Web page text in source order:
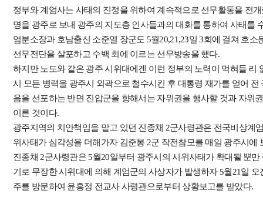
정부와 계엄사는 사태의 진정을 위하여 계속적으로 선무활동을 전
명을 광주로 보내 광주의 지도층 인사들과의 대화를 통하여 사태를
엄분소장과 호남출신 소준열 장군도 5월20,21,23일 3회에 걸쳐 호소
선무전단을 살포하고 수백 회에 이르는 선무방송을 했다.
하지만 노도와 같은 광주 시위대에겐 이런 정부의 노력이 먹혀들 리
시 모든 병력을 광주시 외곽으로 철수시킨 후 대통령 재가를 얻어
음을 선포하는 반면 진압군을 향해서는 자위권을 행사할 것과 자위
이른 것이다.
광주지역의 치안책임을 맡고 있던 진종채 2군사령관은 전국비상계
위사태가 심각성을 더해가자 김준봉 2군 작전참모를 매일 광주시에
진종채 2군사령관은 5월20일부터 광주시의 시위사태가 확대될 뿐
기로 무장한 시위대에 의해 계엄군의 사상자가 발생하자 5월21일
주를 방문하여 윤흥정 전교사 사령관으로부터 상황보고를 받았다.